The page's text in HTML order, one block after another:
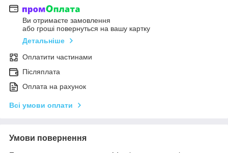
Ви отримаєте замовлення
або гроші повернуться на вашу картку
Детальніше
Оплатити частинами
Післяплата
Оплата на рахунок
Всі умови оплати
Умови повернення